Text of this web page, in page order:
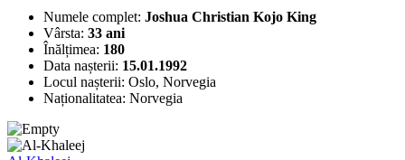
Numele complet: Joshua Christian Kojo King
Vârsta: 33 ani
Înălțimea: 180
Data nașterii: 15.01.1992
Locul nașterii: Oslo, Norvegia
Naționalitatea: Norvegia